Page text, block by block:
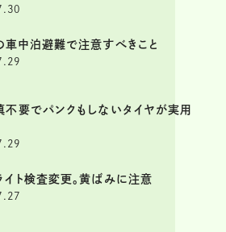
車中泊避難で注意すべきこと
不要でパンクもしないタイヤが実用
イト検査変更。黄ばみに注意